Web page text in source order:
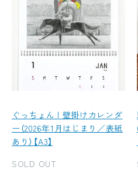
ぐっちょん | 壁掛けカレンダ
ー（2026年1月はじまり／表紙
あり）【A3】
SOLD OUT